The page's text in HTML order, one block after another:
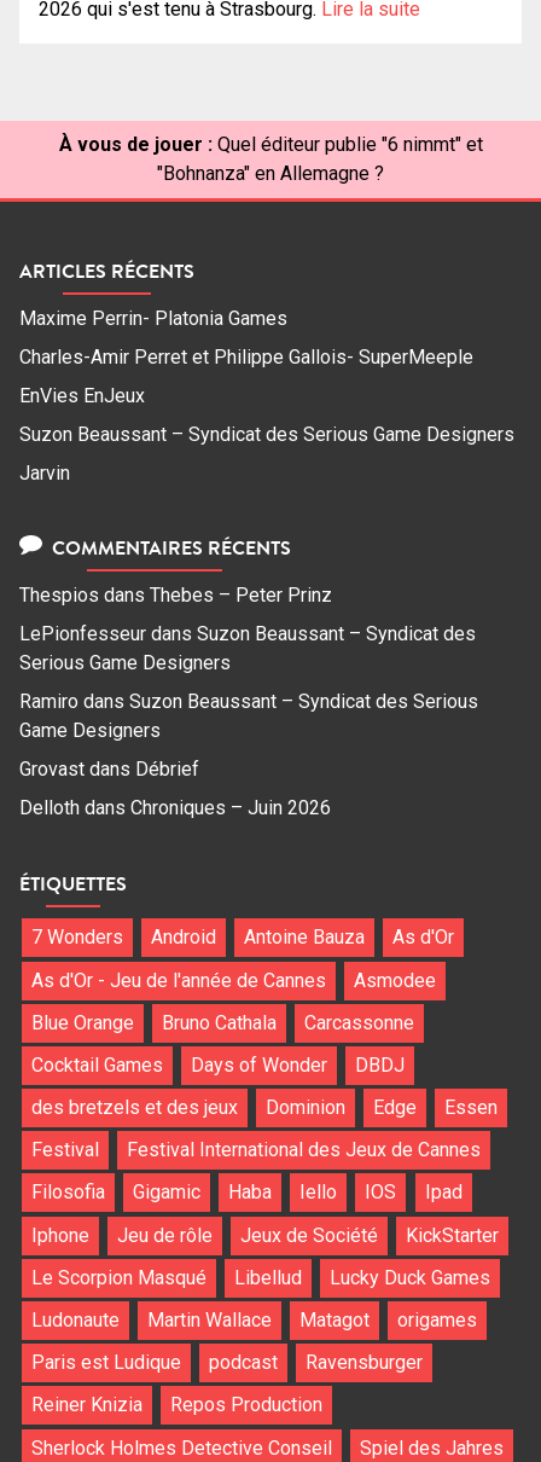
2026 qui s'est tenu à Strasbourg. Lire la suite
À vous de jouer : Quel éditeur publie "6 nimmt" et
"Bohnanza" en Allemagne ?
ARTICLES RÉCENTS
Maxime Perrin- Platonia Games
Charles-Amir Perret et Philippe Gallois- SuperMeeple
EnVies EnJeux
Suzon Beaussant – Syndicat des Serious Game Designers
Jarvin
COMMENTAIRES RÉCENTS
Thespios dans Thebes – Peter Prinz
LePionfesseur dans Suzon Beaussant – Syndicat des
Serious Game Designers
Ramiro dans Suzon Beaussant – Syndicat des Serious
Game Designers
Grovast dans Débrief
Delloth dans Chroniques – Juin 2026
ÉTIQUETTES
7 Wonders Android Antoine Bauza
As d'Or
As d'Or - Jeu de l'année de Cannes
Asmodee
Blue Orange
Bruno Cathala
Carcassonne
Cocktail Games
Days of Wonder
DBDJ
des bretzels et des jeux
Dominion Edge
Essen
Festival
Festival International des Jeux de Cannes
Filosofia
Gigamic Haba Iello IOS
Ipad
Iphone
Jeu de rôle Jeux de Société
KickStarter
Le Scorpion Masqué
Libellud
Lucky Duck Games
Ludonaute
Martin Wallace Matagot
origames
Paris est Ludique
podcast
Ravensburger
Reiner Knizia
Repos Production
Sherlock Holmes Detective Conseil
Spiel des Jahres